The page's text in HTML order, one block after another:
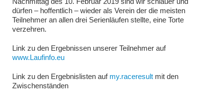
dürfen – hoffentlich – wieder als Verein der die meisten
Teilnehmer an allen drei Serienläufen stellte, eine Torte
verzehren.
Link zu den Ergebnissen unserer Teilnehmer auf
www.Laufinfo.eu
Link zu den Ergebnislisten auf my.raceresultmit den
Zwischenständen